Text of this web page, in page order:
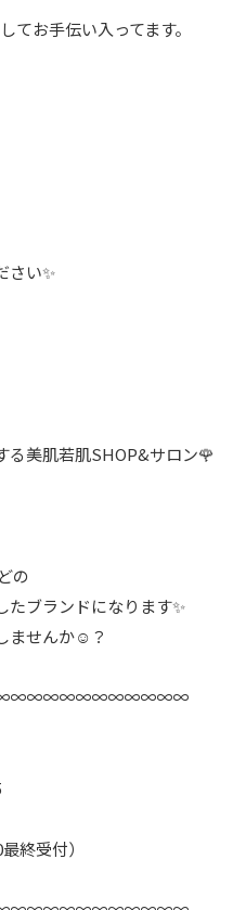
てお手伝い入ってます。
さい✨
る美肌若肌SHOP&サロン🌹
の
たブランドになります✨
ませんか☺️？
終受付）